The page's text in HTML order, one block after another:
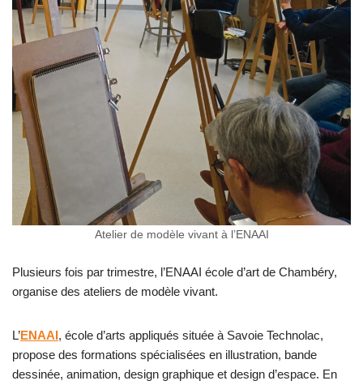
Atelier de modèle vivant à l’ENAAI
Plusieurs fois par trimestre, l’ENAAI école d’art de Chambéry,
organise des ateliers de modèle vivant.
L’ENAAI, école d’arts appliqués située à Savoie Technolac,
propose des formations spécialisées en illustration, bande
dessinée, animation, design graphique et design d’espace. En